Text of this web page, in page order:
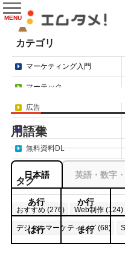
MENU
カテゴリ
マーケティング入門
マーテック
広告
コラム
無料資料DL
タグ
おすすめ (276) Web制作 (124)
デジタルマーケティング (68)
用語集
日本語 英語・数字
あ行 か行
は行 ま行